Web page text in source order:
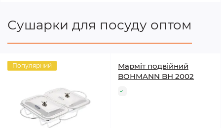
Сушарки для посуду оптом
Популярний
Марміт подвійний
BOHMANN BH 2002